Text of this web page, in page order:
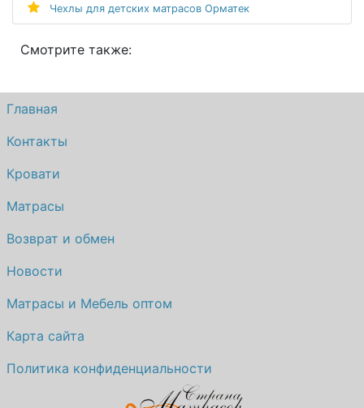
Чехлы для детских матрасов Орматек
Смотрите также:
Главная
Контакты
Кровати
Матрасы
Возврат и обмен
Новости
Матрасы и Мебель оптом
Карта сайта
Политика конфиденциальности